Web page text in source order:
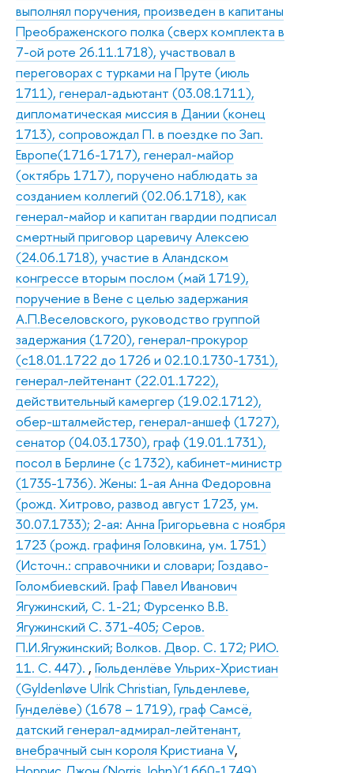
выполнял поручения, произведен в капитаны
Преображенского полка (сверх комплекта в
7-ой роте 26.11.1718), участвовал в
переговорах с турками на Пруте (июль
1711), генерал-адьютант (03.08.1711),
дипломатическая миссия в Дании (конец
1713), сопровождал П. в поездке по Зап.
Европе(1716-1717), генерал-майор
(октябрь 1717), поручено наблюдать за
созданием коллегий (02.06.1718), как
генерал-майор и капитан гвардии подписал
смертный приговор царевичу Алексею
(24.06.1718), участие в Аландском
конгрессе вторым послом (май 1719),
поручение в Вене с целью задержания
А.П.Веселовского, руководство группой
задержания (1720), генерал-прокурор
(с18.01.1722 до 1726 и 02.10.1730-1731),
генерал-лейтенант (22.01.1722),
действительный камергер (19.02.1712),
обер-шталмейстер, генерал-аншеф (1727),
сенатор (04.03.1730), граф (19.01.1731),
посол в Берлине (с 1732), кабинет-министр
(1735-1736). Жены: 1-ая Анна Федоровна
(рожд. Хитрово, развод август 1723, ум.
30.07.1733); 2-ая: Анна Григорьевна с ноября
1723 (рожд. графиня Головкина, ум. 1751)
(Источн.: справочники и словари; Гоздаво-
Голомбиевский. Граф Павел Иванович
Ягужинский, С. 1-21; Фурсенко В.В.
Ягужинский С. 371-405; Серов.
П.И.Ягужинский; Волков. Двор. С. 172; РИО.
11. С. 447). , Гюльденлёве Ульрих-Христиан
(Gyldenløve Ulrik Christian, Гульденлеве,
Гунделёве) (1678 – 1719), граф Самсё,
датский генерал-адмирал-лейтенант,
внебрачный сын короля Кристиана V,